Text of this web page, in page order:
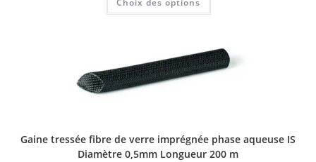
a
options
peuvent
être
Gaine tressée fibre de verre imprégnée phase aqueuse IS
Diamètre 0,5mm Longueur 200 m